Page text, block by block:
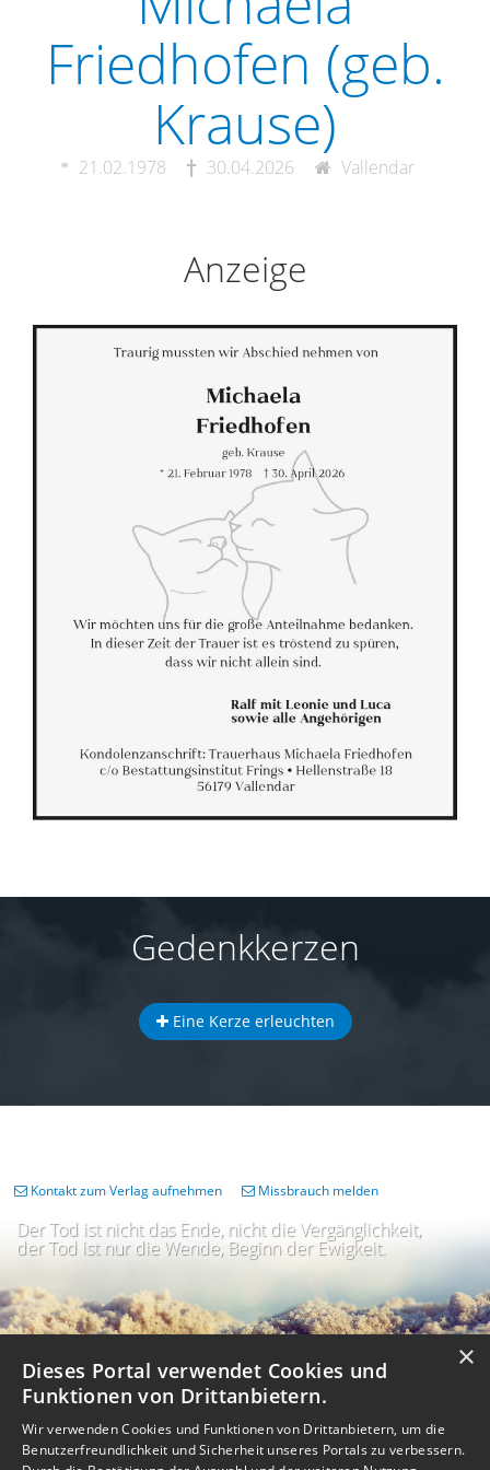
Friedhofen (geb.
Krause)
21.02.1978 30.04.2026 Vallendar
Anzeige
Gedenkkerzen
Eine Kerze erleuchten
Der Tod ist nicht das Ende, nicht die Vergänglichkeit,
der Tod ist nur die Wende, Beginn der Ewigkeit.
Kontakt zum Verlag aufnehmen Missbrauch melden
×
Dieses Portal verwendet Cookies und
Funktionen von Drittanbietern.
Wir verwenden Cookies und Funktionen von Drittanbietern, um die
Benutzerfreundlichkeit und Sicherheit unseres Portals zu verbessern.